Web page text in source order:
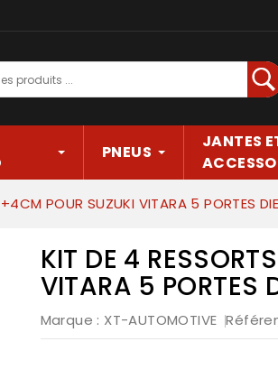
PNEUS
JANTES
POUR SUZUKI VITARA 5 PORTES
KIT DE 4
VITARA 5 PORTES
Marque : XT-AUTOMOTIVE